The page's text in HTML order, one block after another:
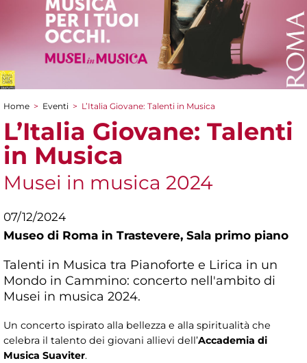
Tu sei qui
Home > Eventi > L’Italia Giovane: Talenti in Musica
L’Italia Giovane: Talenti
in Musica
Musei in musica 2024
07/12/2024
Museo di Roma in Trastevere, Sala primo piano
Talenti in Musica tra Pianoforte e Lirica in un
Mondo in Cammino: concerto nell'ambito di
Musei in musica 2024.
Un concerto ispirato alla bellezza e alla spiritualità che
celebra il talento dei giovani allievi dell’Accademia di
Musica Suaviter.